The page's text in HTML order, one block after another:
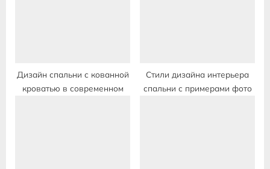
t
:
Дизайн спальни с кованной
кроватью в современном
Стили дизайна интерьера
спальни с примерами фото